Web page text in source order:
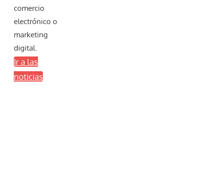
comercio
electrónico o
marketing
digital.
Ir a las
noticias